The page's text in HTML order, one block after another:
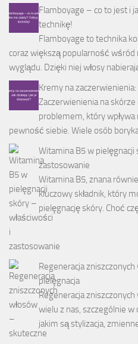
Flamboyage – co to jest i
technikę!
Flamboyage to technika
coraz większą popularność wśród
wyglądu. Dzięki niej włosy
Kremy na zaczerwienienia:
Zaczerwienienia na
problemem, który wpływa
pewność siebie. Wiele osób
Witamina B5 w pielęgnacji
zastosowanie
Witamina B5, znana
kluczowy składnik, który
pielęgnację skóry. Choć
Regeneracja
pielęgnacja
Regeneracja
wielu z nas, szczególnie
jakim są stylizacja,